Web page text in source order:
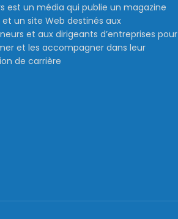
est un média qui publie un magazine
un site Web destinés aux
et aux dirigeants d’entreprises pour
et les accompagner dans leur
de carrière